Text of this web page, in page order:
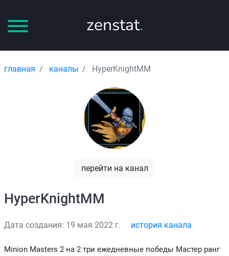
zenstat.
главная каналы HyperKnightMM
перейти на канал
HyperKnightMM
Дата создания: 19 мая 2022 г. история канала
Minion Masters 2 на 2 три ежедневные победы Мастер ранг